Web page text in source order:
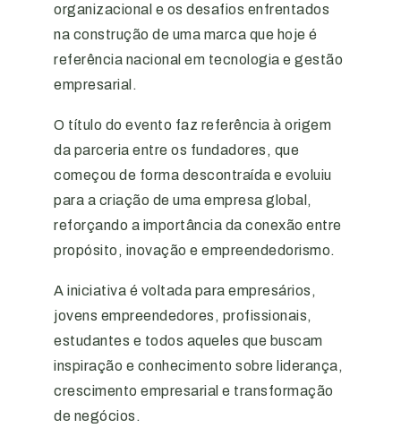
organizacional e os desafios enfrentados
na construção de uma marca que hoje é
referência nacional em tecnologia e gestão
empresarial.
O título do evento faz referência à origem
da parceria entre os fundadores, que
começou de forma descontraída e evoluiu
para a criação de uma empresa global,
reforçando a importância da conexão entre
propósito, inovação e empreendedorismo.
A iniciativa é voltada para empresários,
jovens empreendedores, profissionais,
estudantes e todos aqueles que buscam
inspiração e conhecimento sobre liderança,
crescimento empresarial e transformação
de negócios.